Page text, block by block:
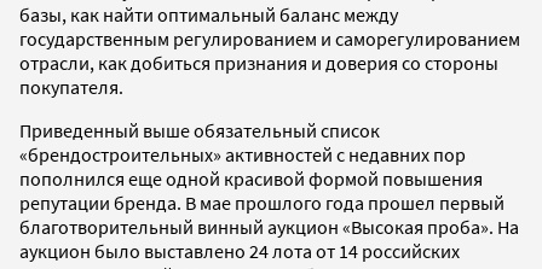
базы, как найти оптимальный баланс между
государственным регулированием и саморегулированием
отрасли, как добиться признания и доверия со стороны
покупателя.
Приведенный выше обязательный список
«брендостроительных» активностей с недавних пор
пополнился еще одной красивой формой повышения
репутации бренда. В мае прошлого года прошел первый
благотворительный винный аукцион «Высокая проба». На
аукцион было выставлено 24 лота от 14 российских